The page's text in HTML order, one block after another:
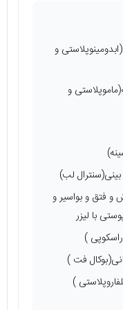
و
و
لب)
و فتق و بواسیر و
با لیزر
)
فت )
)